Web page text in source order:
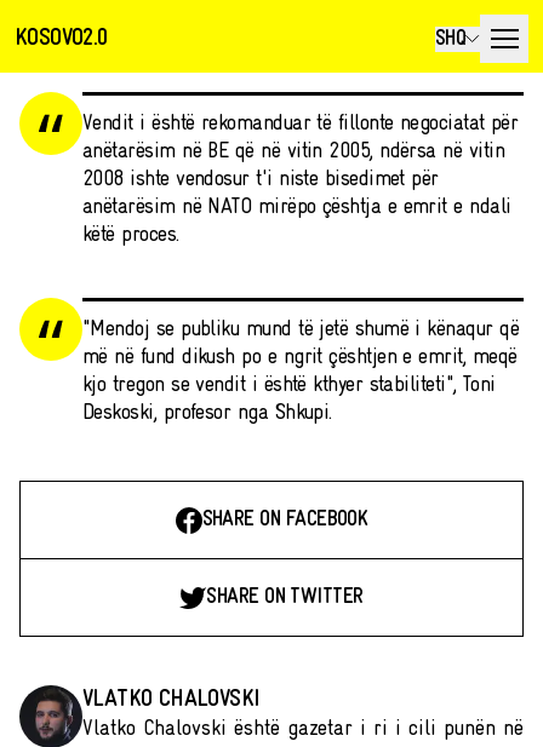
KOSOVO2.0 SHQ
Vendit i është rekomanduar të fillonte negociatat për
anëtarësim në BE që në vitin 2005, ndërsa në vitin
2008 ishte vendosur t'i niste bisedimet për
anëtarësim në NATO mirëpo çështja e emrit e ndali
këtë proces.
"Mendoj se publiku mund të jetë shumë i kënaqur që
më në fund dikush po e ngrit çështjen e emrit, meqë
kjo tregon se vendit i është kthyer stabiliteti", Toni
Deskoski, profesor nga Shkupi.
SHARE ON FACEBOOK
SHARE ON TWITTER
VLATKO CHALOVSKI
Vlatko Chalovski është gazetar i ri i cili punën në